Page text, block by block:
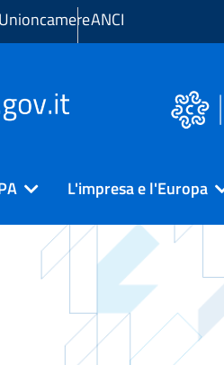
UnioncamereANCI
L'impresa e l'Europa